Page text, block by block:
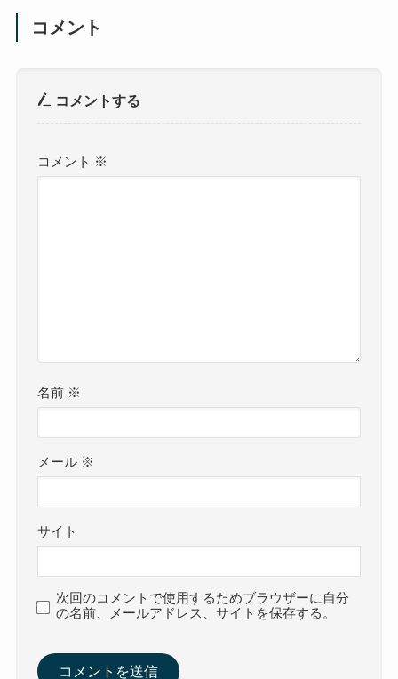
コメント
コメントする
コメント ※
名前 ※
メール ※
サイト
次回のコメントで使用するためブラウザーに自分
の名前、メールアドレス、サイトを保存する。